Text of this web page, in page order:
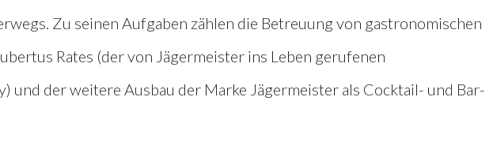
Zu seinen Aufgaben zählen die Betreuung von gastronomischen
Rates (der von Jägermeister ins Leben gerufenen
und der weitere Ausbau der Marke Jägermeister als Cocktail- und Bar-